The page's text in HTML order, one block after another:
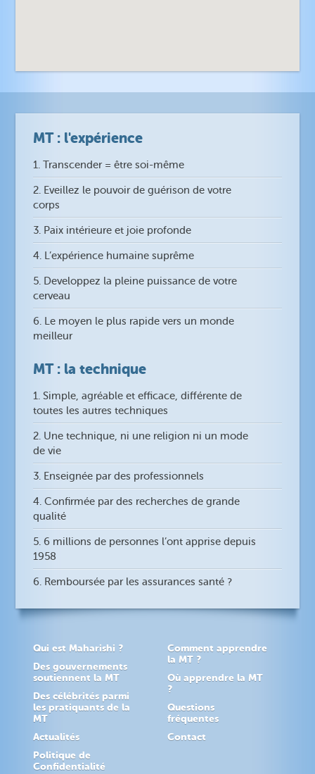
MT : l'expérience
1. Transcender = être soi-même
2. Eveillez le pouvoir de guérison de votre
corps
3. Paix intérieure et joie profonde
4. L’expérience humaine suprême
5. Developpez la pleine puissance de votre
cerveau
6. Le moyen le plus rapide vers un monde
meilleur
MT : la technique
1. Simple, agréable et efficace, différente de
toutes les autres techniques
2. Une technique, ni une religion ni un mode
de vie
3. Enseignée par des professionnels
4. Confirmée par des recherches de grande
qualité
5. 6 millions de personnes l’ont apprise depuis
1958
6. Remboursée par les assurances santé ?
Qui est Maharishi ?
Des gouvernements
soutiennent la MT
Des célébrités parmi
les pratiquants de la
MT
Actualités
Politique de
Confidentialité
Comment apprendre
la MT ?
Où apprendre la MT
?
Questions
fréquentes
Contact